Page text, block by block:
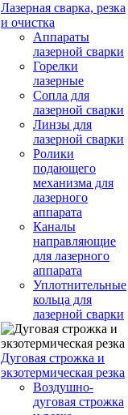
Лазерная сварка, резка
и очистка
Аппараты
лазерной сварки
Горелки
лазерные
Сопла для
лазерной сварки
Линзы для
лазерной сварки
Ролики
подающего
механизма для
лазерного
аппарата
Каналы
направляющие
для лазерного
аппарата
Уплотнительные
кольца для
лазерной сварки
Дуговая строжка и
экзотермическая резка
Воздушно-
дуговая строжка